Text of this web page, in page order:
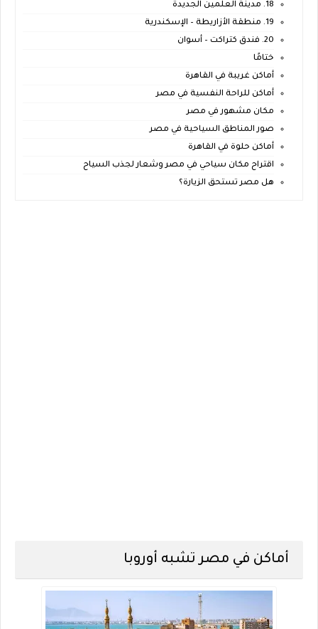
18. مدينة العلمين الجديدة
19. منطقة الأزاريطة – الإسكندرية
20. فندق كتراكت – أسوان
ختامًا
أماكن غريبة في القاهرة
أماكن للراحة النفسية في مصر
مكان مشهور في مصر
صور المناطق السياحية في مصر
أماكن حلوة في القاهرة
اقتراح مكان سياحي في مصر وشعار لجذب السياح
هل مصر تستحق الزيارة؟
أماكن في مصر تشبه أوروبا